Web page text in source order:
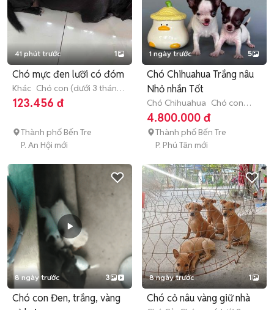
41 phút trước 1
Chó mực đen lưỡi có đóm
Khác Chó con (dưới 3 tháng
tuổi)
123.456 đ
Thành phố Bến Tre
P. An Hội mới
1 ngày trước 5
Chó Chihuahua Trắng nâu
Nhỏ nhắn Tốt
Chó Chihuahua Chó con
(dưới 3 tháng tuổi)
4.800.000 đ
Thành phố Bến Tre
P. Phú Tân mới
8 ngày trước 3
Chó con Đen, trắng, vàng
8 ngày trước 1
Chó cỏ nâu vàng giữ nhà